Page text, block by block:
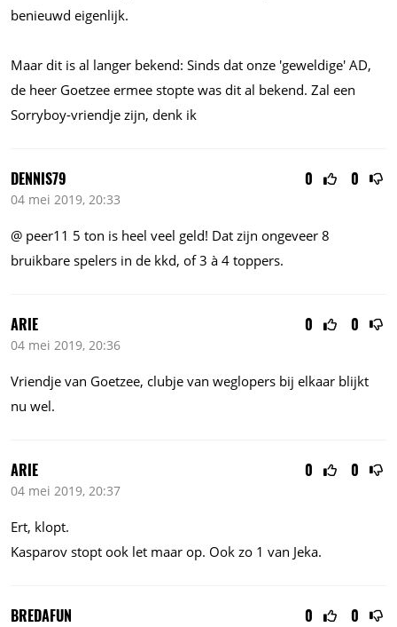
benieuwd eigenlijk.
Maar dit is al langer bekend: Sinds dat onze 'geweldige' AD,
de heer Goetzee ermee stopte was dit al bekend. Zal een
Sorryboy-vriendje zijn, denk ik
0 0
DENNIS79
04 mei 2019, 20:33
@ peer11 5 ton is heel veel geld! Dat zijn ongeveer 8
bruikbare spelers in de kkd, of 3 à 4 toppers.
0 0
ARIE
04 mei 2019, 20:36
Vriendje van Goetzee, clubje van weglopers bij elkaar blijkt
nu wel.
0 0
ARIE
04 mei 2019, 20:37
Ert, klopt.
Kasparov stopt ook let maar op. Ook zo 1 van Jeka.
0 0
BREDAFUN